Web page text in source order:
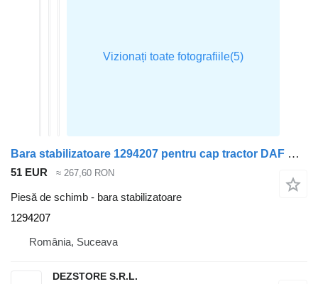
Bara stabilizatoare 1294207 pentru cap tractor DAF CF85
51 EUR ≈ 267,60 RON
Piesă de schimb - bara stabilizatoare
1294207
România, Suceava
DEZSTORE S.R.L.